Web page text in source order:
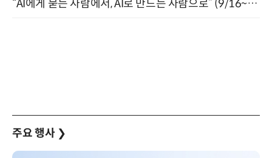
“AI에게 묻는 사람에서, AI로 만드는 사람으로” (9/16~17)
주요 행사 ❯